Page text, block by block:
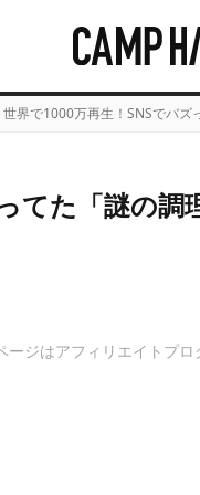
世界で1000万再生！SNSでバ
てた「謎の調
ージはアフィリエイトプロ